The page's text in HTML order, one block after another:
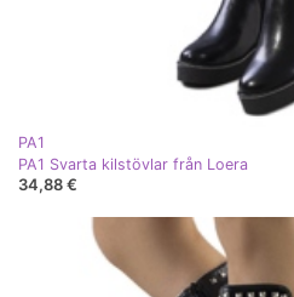
PA1
PA1 Svarta kilstövlar från Loera
34,88 €